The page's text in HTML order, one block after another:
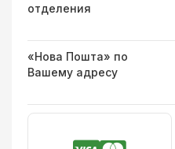
отделения
«Нова Пошта» по
Вашему адресу